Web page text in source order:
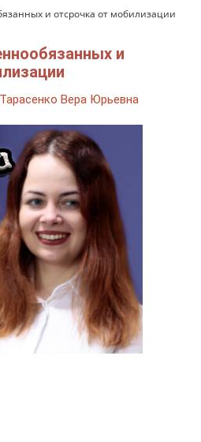
и отсрочка от мобилизации
и
Тарасенко Вера Юрьевна